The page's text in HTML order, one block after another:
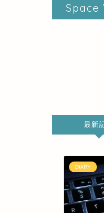
Space
最新
DIARY